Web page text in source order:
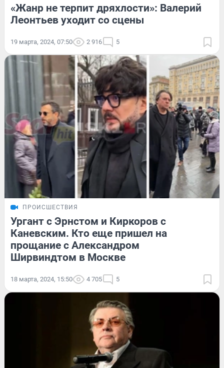
«Жанр не терпит дряхлости»: Валерий
Леонтьев уходит со сцены
19 марта, 2024, 07:50 2 916 5
ПРОИСШЕСТВИЯ
Ургант с Эрнстом и Киркоров с
Каневским. Кто еще пришел на
прощание с Александром
Ширвиндтом в Москве
18 марта, 2024, 15:50 4 705 5